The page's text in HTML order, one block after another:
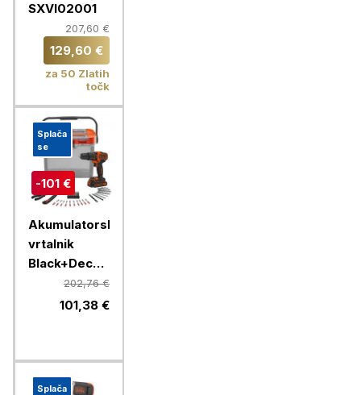
SXVI02001
207,60 €
129,60 €
za 50 Zlatih
točk
Splača
se
-101 €
Akumulatorski
vrtalnik
Black+Decker
BCKSB05
18V, 1,5Ah,
202,76 €
101,38 €
Splača